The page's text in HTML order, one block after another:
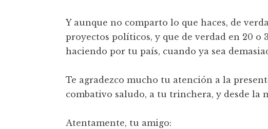
Y aunque no comparto lo que haces, de
proyectos políticos, y que de verdad en 20 o
haciendo por tu país, cuando ya sea
Te agradezco mucho tu atención a la
combativo saludo, a tu trinchera, y desde la
Atentamente, tu amigo: